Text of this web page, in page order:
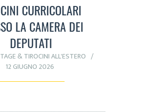
CURRICOLARI
LA CAMERA DEI
DEPUTATI
& TIROCINI ALL'ESTERO
12 GIUGNO 2026